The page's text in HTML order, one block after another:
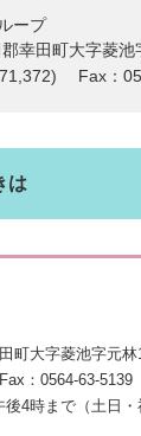
ープ
幸田町大字菱池
Fax：
は
町大字菱池字元林
Fax：0564-63-5139
4時まで（土日